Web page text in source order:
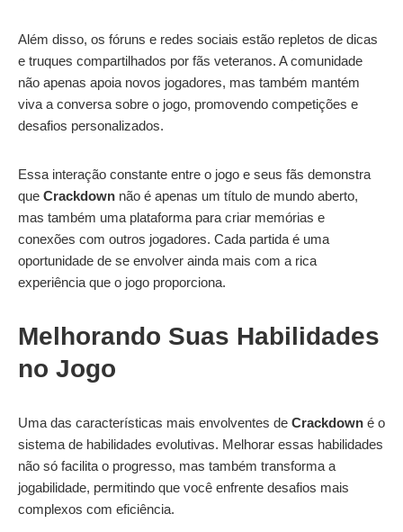
Além disso, os fóruns e redes sociais estão repletos de dicas
e truques compartilhados por fãs veteranos. A comunidade
não apenas apoia novos jogadores, mas também mantém
viva a conversa sobre o jogo, promovendo competições e
desafios personalizados.
Essa interação constante entre o jogo e seus fãs demonstra
que Crackdown não é apenas um título de mundo aberto,
mas também uma plataforma para criar memórias e
conexões com outros jogadores. Cada partida é uma
oportunidade de se envolver ainda mais com a rica
experiência que o jogo proporciona.
Melhorando Suas Habilidades
no Jogo
Uma das características mais envolventes de Crackdown é o
sistema de habilidades evolutivas. Melhorar essas habilidades
não só facilita o progresso, mas também transforma a
jogabilidade, permitindo que você enfrente desafios mais
complexos com eficiência.